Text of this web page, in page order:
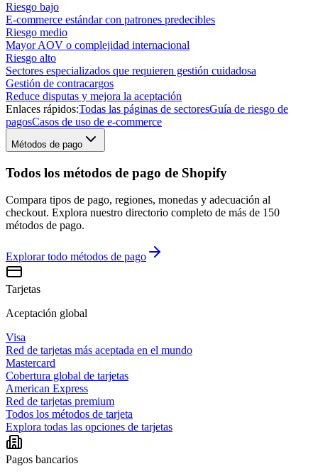
Riesgo bajo
E-commerce estándar con patrones predecibles
Riesgo medio
Mayor AOV o complejidad internacional
Riesgo alto
Sectores especializados que requieren gestión cuidadosa
Gestión de contracargos
Reduce disputas y mejora la aceptación
Enlaces rápidos:Todas las páginas de sectoresGuía de riesgo de
pagosCasos de uso de e-commerce
Métodos de pago
Todos los métodos de pago de Shopify
Compara tipos de pago, regiones, monedas y adecuación al
checkout. Explora nuestro directorio completo de más de 150
métodos de pago.
Explorar todo métodos de pago
Tarjetas
Aceptación global
Visa
Red de tarjetas más aceptada en el mundo
Mastercard
Cobertura global de tarjetas
American Express
Red de tarjetas premium
Todos los métodos de tarjeta
Explora todas las opciones de tarjetas
Pagos bancarios